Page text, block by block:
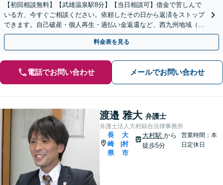
【初回相談無料】【武雄温泉駅8分】【当日相談可】借金で苦しんで
いる方、今すぐご相談ください。依頼したその日から返済をストップ
できます。自己破産・個人再生・過払い金返還など、西九州地域（佐
賀・長崎）に根ざした弁護士が借金問題を解決へ導きます。
料金表を見る
電話でお問い合わせ メールでお問い合わせ
渡邉 雅大 弁護士
弁護士法人大村綜合法律事務所
長
崎
県
大
村
市
大村駅から
徒歩5分
営業時間：本
日定休日